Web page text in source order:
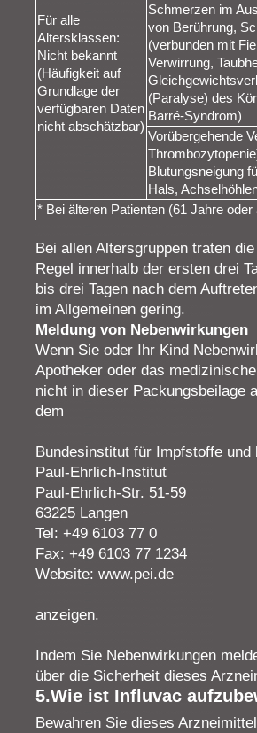
Für alle
Altersklassen:
Nicht bekannt
(Häufigkeit auf
Grundlage der
verfügbaren Daten
nicht abschätzbar)
Schmerzen im
von Berührung,
(verbunden mit
Verwirrung,
(Paralyse) des
Barré-Syndrom)
Vorübergehende
Blutungsneigung
Hals,
* Bei älteren Patienten (61 Jahre
Bei allen Altersgruppen traten
Regel innerhalb der ersten drei
bis drei Tagen nach dem
im Allgemeinen gering.
Meldung von Nebenwirkungen
Wenn Sie oder Ihr Kind
Apotheker oder das
nicht in dieser Packungsbeilage
dem
Bundesinstitut für Impfstoffe
Paul-Ehrlich-Institut
Paul-Ehrlich-Str. 51-59
63225 Langen
Tel: +49 6103 77 0
Fax: +49 6103 77 1234
Website: www.pei.de
anzeigen.
Indem Sie Nebenwirkungen
über die Sicherheit dieses
5.Wie ist Influvac
Bewahren Sie dieses